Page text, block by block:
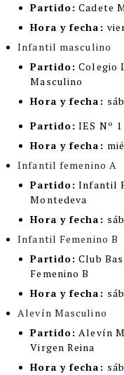
Partido: Cadete
Hora y fecha:
Infantil masculino
Partido: Colegio
Masculino
Hora y fecha:
Partido: IES Nº
Hora y fecha:
Infantil femenino A
Partido: Infantil
Montedeva
Hora y fecha:
Infantil Femenino B
Partido: Club
Femenino B
Hora y fecha:
Alevín Masculino
Partido: Alevín
Virgen Reina
Hora y fecha: